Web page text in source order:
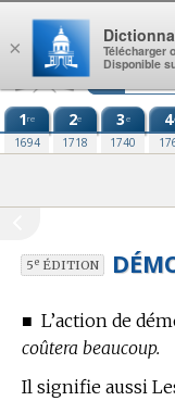
Aller au contenu
1re
1694
2e
1718
3e
1740
4
5eÉDITION
■ L’action de
coûtera beaucoup.
Il signifie aussi
×
Télécharger
Disponible